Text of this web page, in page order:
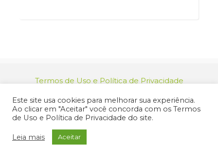
Termos de Uso e Política de Privacidade
46.694.139/0001-83 | (12) 3955-9000
Endereço: Praça dos Três Poderes, 73 - Centro -
Jacareí/SP - CEP 12327-170
Este site usa cookies para melhorar sua experiência.
Ao clicar em "Aceitar" você concorda com os Termos
de Uso e Política de Privacidade do site.
Leia mais Aceitar